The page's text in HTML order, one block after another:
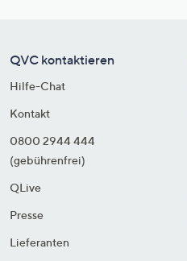
QVC kontaktieren
Hilfe-Chat
Kontakt
0800 2944 444
(gebührenfrei)
QLive
Presse
Lieferanten